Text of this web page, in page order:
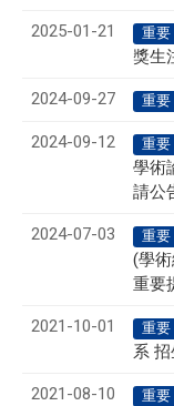
2025-01-21 重要
獎生
2024-09-27 重要
2024-09-12 重要
學術
請公
2024-07-03 重要
(學
重要
2021-10-01 重要
系 招
2021-08-10 重要